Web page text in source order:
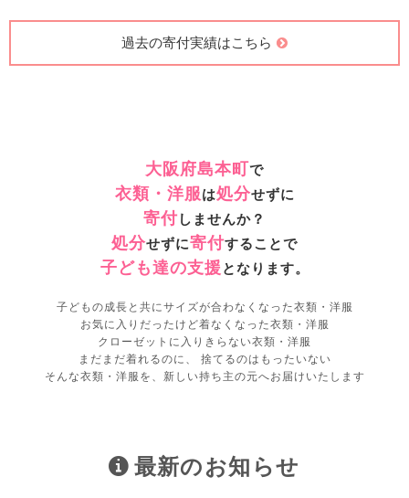
過去の寄付実績はこちら
大阪府島本町 で
衣類・洋服は処分せずに
寄付しませんか？
処分せずに寄付することで
子ども達の支援 となります。
子どもの成長と共にサイズが合わなくなった衣類・洋服
お気に入りだったけど着なくなった衣類・洋服
クローゼットに入りきらない衣類・洋服
まだまだ着れるのに、 捨てるのはもったいない
そんな衣類・洋服を、新しい持ち主の元へお届けいたします
最新のお知らせ